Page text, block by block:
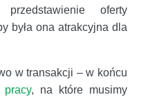
oferty
była ona atrakcyjna dla
w transakcji – w końcu
pracy, na które musimy